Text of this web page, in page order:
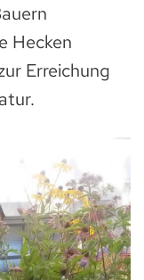
Hecken
Erreichung